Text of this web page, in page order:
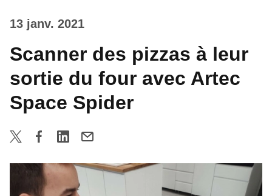
13 janv. 2021
Scanner des pizzas à leur
sortie du four avec Artec
Space Spider